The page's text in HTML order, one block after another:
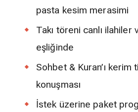
pasta kesim merasimi
Takı töreni canlı ilahiler
eşliğinde
Sohbet & Kuran’ı kerim
konuşması
İstek üzerine paket